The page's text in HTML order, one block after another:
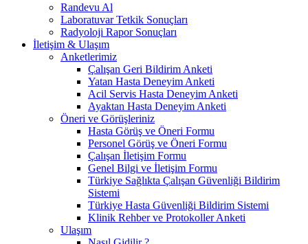
Randevu Al
Laboratuvar Tetkik Sonuçları
Radyoloji Rapor Sonuçları
İletişim & Ulaşım
Anketlerimiz
Çalışan Geri Bildirim Anketi
Yatan Hasta Deneyim Anketi
Acil Servis Hasta Deneyim Anketi
Ayaktan Hasta Deneyim Anketi
Öneri ve Görüşleriniz
Hasta Görüş ve Öneri Formu
Personel Görüş ve Öneri Formu
Çalışan İletişim Formu
Genel Bilgi ve İletişim Formu
Türkiye Sağlıkta Çalışan Güvenliği Bildirim
Sistemi
Türkiye Hasta Güvenliği Bildirim Sistemi
Klinik Rehber ve Protokoller Anketi
Ulaşım